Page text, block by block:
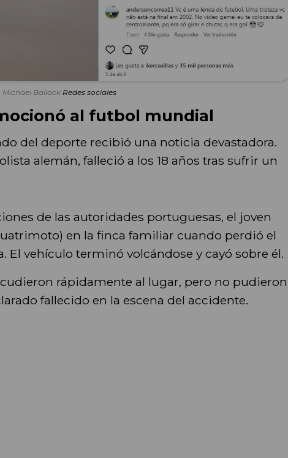
Michael Ballack Redes sociales
al futbol mundial
del deporte recibió una noticia devastadora.
alemán, falleció a los 18 años tras sufrir un
de las autoridades portuguesas, el joven
en la finca familiar cuando perdió el
vehículo terminó volcándose y cayó sobre él.
rápidamente al lugar, pero no pudieron
fallecido en la escena del accidente.